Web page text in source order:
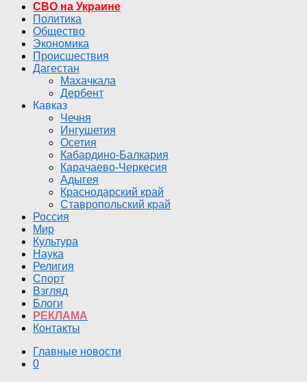
СВО на Украине
Политика
Общество
Экономика
Происшествия
Дагестан
Махачкала
Дербент
Кавказ
Чечня
Ингушетия
Осетия
Кабардино-Балкария
Карачаево-Черкесия
Адыгея
Краснодарский край
Ставропольский край
Россия
Мир
Культура
Наука
Религия
Спорт
Взгляд
Блоги
РЕКЛАМА
Контакты
Главные новости
0